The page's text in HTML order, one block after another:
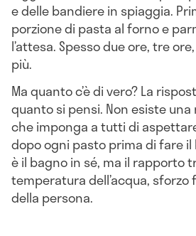
e delle bandiere in spiaggia.
porzione di pasta al forno e
l’attesa. Spesso due ore, tre
più.
Ma quanto c’è di vero? La
quanto si pensi. Non esiste
che imponga a tutti di
dopo ogni pasto prima di fare
è il bagno in sé, ma il rapporto
temperatura dell’acqua, sforzo
della persona.